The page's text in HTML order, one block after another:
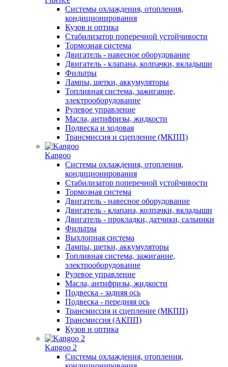
Системы охлаждения, отопления,
кондиционирования
Кузов и оптика
Стабилизатор поперечной устойчивости
Тормозная система
Двигатель - навесное оборудование
Двигатель - клапана, колпачки, вкладыши
Фильтры
Лампы, щетки, аккумуляторы
Топливная система, зажигание,
электрооборудование
Рулевое управление
Масла, антифризы, жидкости
Подвеска и ходовая
Трансмиссия и сцепление (МКПП)
Kangoo
Системы охлаждения, отопления,
кондиционирования
Стабилизатор поперечной устойчивости
Тормозная система
Двигатель - навесное оборудование
Двигатель - клапана, колпачки, вкладыши
Двигатель - прокладки, датчики, сальники
Фильтры
Выхлопная система
Лампы, щетки, аккумуляторы
Топливная система, зажигание,
электрооборудование
Рулевое управление
Масла, антифризы, жидкости
Подвеска - задняя ось
Подвеска - передняя ось
Трансмиссия и сцепление (МКПП)
Трансмиссия (АКПП)
Кузов и оптика
Kangoo 2
Системы охлаждения, отопления,